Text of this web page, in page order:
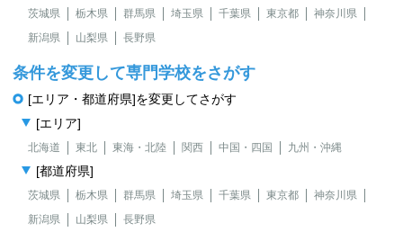
茨城県 栃木県 群馬県 埼玉県 千葉県 東京都
神奈川県
新潟県
山梨県 長野県
条件を変更して専門学校をさがす
[エリア・都道府県]を変更してさがす
[エリア]
北海道 東北 東海・北陸 関西 中国・四国 九州・沖縄
[都道府県]
茨城県 栃木県 群馬県 埼玉県 千葉県 東京都
神奈川県
新潟県
山梨県 長野県